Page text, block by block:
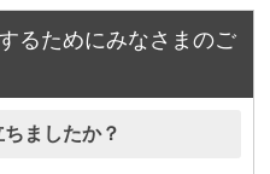
るためにみなさまのご
ましたか？